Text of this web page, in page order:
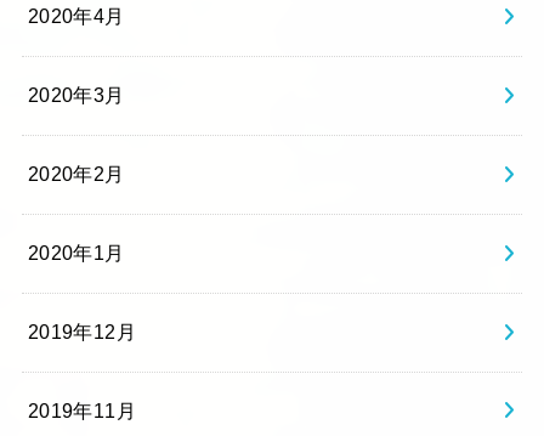
2020年4月
2020年3月
2020年2月
2020年1月
2019年12月
2019年11月